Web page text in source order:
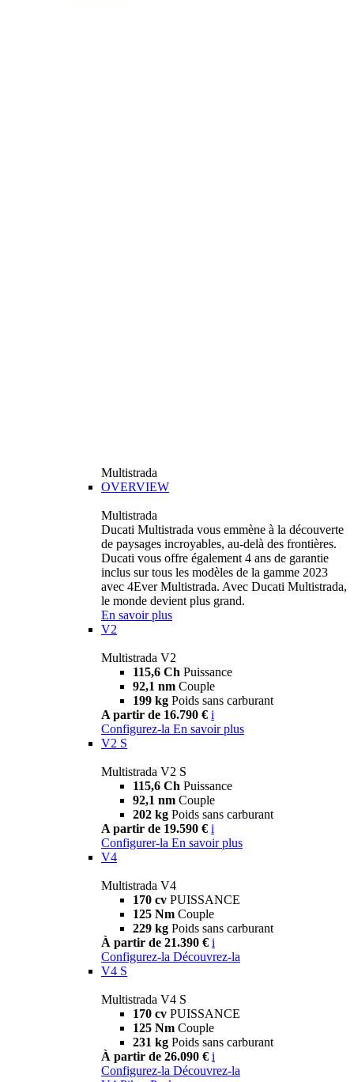
Multistrada
OVERVIEW
Multistrada
Ducati Multistrada vous emmène à la découverte
de paysages incroyables, au-delà des frontières.
Ducati vous offre également 4 ans de garantie
inclus sur tous les modèles de la gamme 2023
avec 4Ever Multistrada. Avec Ducati Multistrada,
le monde devient plus grand.
En savoir plus
V2
Multistrada V2
115,6 Ch Puissance
92,1 nm Couple
199 kg Poids sans carburant
A partir de 16.790 € i
Configurez-la En savoir plus
V2 S
Multistrada V2 S
115,6 Ch Puissance
92,1 nm Couple
202 kg Poids sans carburant
A partir de 19.590 € i
Configurer-la En savoir plus
V4
Multistrada V4
170 cv PUISSANCE
125 Nm Couple
229 kg Poids sans carburant
À partir de 21.390 € i
Configurez-la Découvrez-la
V4 S
Multistrada V4 S
170 cv PUISSANCE
125 Nm Couple
231 kg Poids sans carburant
À partir de 26.090 € i
Configurez-la Découvrez-la